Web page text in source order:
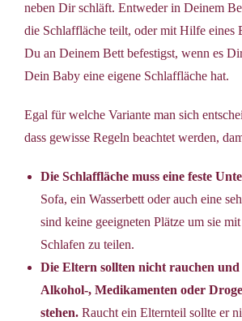
neben Dir schläft. Entweder in Deinem
die Schlaffläche teilt, oder mit Hilfe eines
Du an Deinem Bett befestigst, wenn es
Dein Baby eine eigene Schlaffläche hat.
Egal für welche Variante man sich
dass gewisse Regeln beachtet werden,
Die Schlaffläche muss eine feste
Sofa, ein Wasserbett oder auch eine
sind keine geeigneten Plätze um sie
Schlafen zu teilen.
Die Eltern sollten nicht rauchen
Alkohol-, Medikamenten oder
stehen. Raucht ein Elternteil sollte er